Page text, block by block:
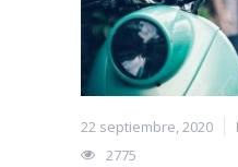
22 septiembre, 2020
2775